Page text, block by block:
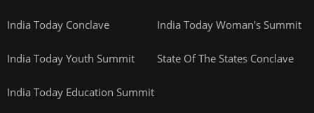
India Today Conclave India Today Woman's Summit
India Today Youth Summit State Of The States Conclave
India Today Education Summit